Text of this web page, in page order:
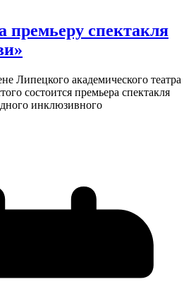
премьеру спектакля
Липецкого академического театра
состоится премьера спектакля
инклюзивного